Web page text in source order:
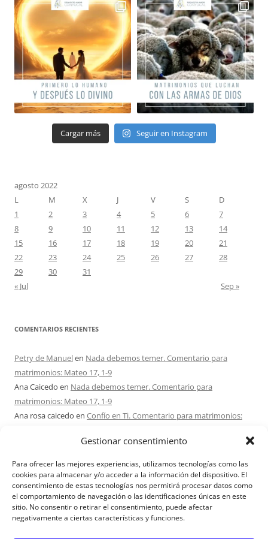
Gestionar consentimiento
Para ofrecer las mejores experiencias, utilizamos tecnologías como las
cookies para almacenar y/o acceder a la información del dispositivo. El
consentimiento de estas tecnologías nos permitirá procesar datos como
el comportamiento de navegación o las identificaciones únicas en este
sitio. No consentir o retirar el consentimiento, puede afectar
negativamente a ciertas características y funciones.
Cargar más Seguir en Instagram
agosto 2022
L
M X J V S
D
1
2 3 4 5 6
7
8
9 10 11 12 13
14
15
16 17 18 19 20
21
22
23 24 25 26 27
28
29
30
31
« Jul
Sep »
COMENTARIOS RECIENTES
Petry de Manuelen Nada debemos temer. Comentario para
matrimonios: Mateo 17, 1-9
Ana Caicedo en Nada debemos temer. Comentario para
matrimonios: Mateo 17, 1-9
Ana rosa caicedo en Confío en Ti. Comentario para matrimonios:
en¿Ser o hacer? Comentario para Matrimonios:
Mateo 15, 1-2. 10-14
Maria Asuncion Herrero Mendezen¿Ser o hacer? Comentario para
Matrimonios: Mateo 15, 1-2. 10-14